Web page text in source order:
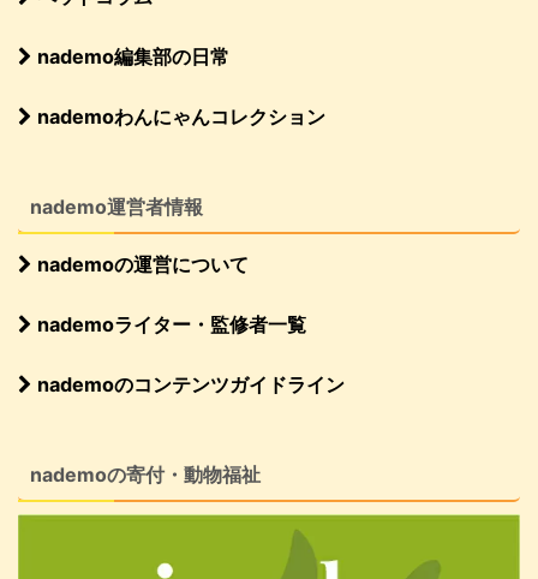
nademo編集部の日常
nademoわんにゃんコレクション
nademo運営者情報
nademoの運営について
nademoライター・監修者一覧
nademoのコンテンツガイドライン
nademoの寄付・動物福祉